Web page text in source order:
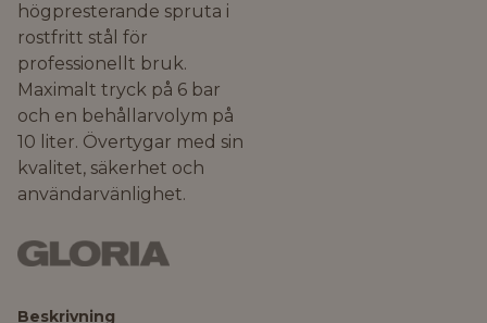
högpresterande spruta i
rostfritt stål för
professionellt bruk.
Maximalt tryck på 6 bar
och en behållarvolym på
10 liter. Övertygar med sin
kvalitet, säkerhet och
användarvänlighet.
Beskrivning